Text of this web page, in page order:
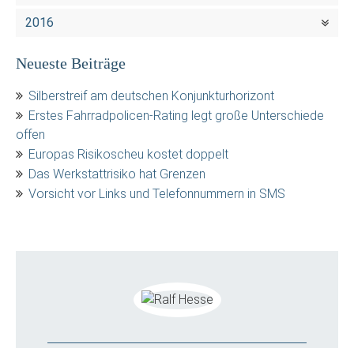
2016
Neueste Beiträge
Silberstreif am deutschen Konjunkturhorizont
Erstes Fahrradpolicen-Rating legt große Unterschiede
offen
Europas Risikoscheu kostet doppelt
Das Werkstattrisiko hat Grenzen
Vorsicht vor Links und Telefonnummern in SMS